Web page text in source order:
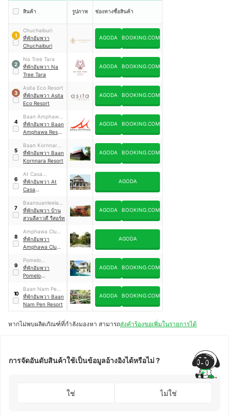
สินค้า รูปภาพ ช่องทางซื้อสินค้า
1
Chuchaiburi
ที่พักอัมพวา
Chuchaiburi
AGODA BOOKING.COM
2
Na Tree Tara
ที่พักอัมพวา Na
Tree Tara
AGODA BOOKING.COM
3
Asita Eco Resort
ที่พักอัมพวา Asita
Eco Resort
AGODA BOOKING.COM
4
Baan Amphawa
Resort & Spa
ที่พักอัมพวา Baan
Amphawa Resort
AGODA BOOKING.COM
5
Baan Kornnara
Resort
ที่พักอัมพวา Baan
Kornnara Resort
AGODA BOOKING.COM
6
At Casa
Guesthouse
Amphawa
ที่พักอัมพวา At
Casa
Amphawa
AGODA
7
Baansuanleelaw
adee
ที่พักอัมพวา บ้าน
สวนลีลาวดี รีสอร์ท
AGODA BOOKING.COM
8
Amphawa Club
Resort & Spa
ที่พักอัมพวา
Amphawa Club
AGODA
9
Pomelo
Amphawa The
Local Residence
ที่พักอัมพวา
Pomelo
Local Residence
AGODA BOOKING.COM
10
Baan Nam Pen
Resort
ที่พักอัมพวา Baan
Nam Pen Resort
AGODA BOOKING.COM
หากไม่พบผลิตภัณฑ์ที่กำลังมองหา สามารถส่งคำร้องขอเพิ่มในรายการได้
การจัดอันดับสินค้าใช้เป็นข้อมูลอ้างอิงได้หรือไม่ ?
ใช่ ไม่ใช่